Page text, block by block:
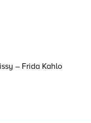
– Frida Kahlo